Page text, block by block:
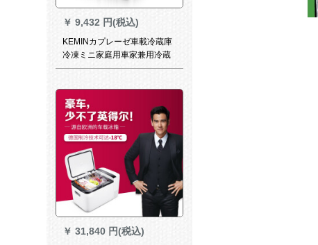
￥ 9,432 円(税込)
KEMINカプレーゼ車載冷蔵庫
冷凍ミニ家庭用車家兼用冷蔵
12 V-24 Vフレイズ可能学生寮
￥ 31,840 円(税込)